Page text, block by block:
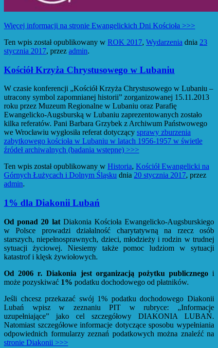
Więcej informacji na stronie Ewangelickich Dni Kościoła >>>
Ten wpis został opublikowany w ROK 2017, Wydarzenia dnia 23
stycznia 2017, przez admin.
Kościół Krzyża Chrystusowego w Lubaniu
W czasie konferencji „Kościół Krzyża Chrystusowego w Lubaniu –
utracony symbol zapomnianej historii” zorganizowanej 15.11.2013
roku przez Muzeum Regionalne w Lubaniu oraz Parafię
Ewangelicko-Augsburską w Lubaniu zaprezentowanych zostało
kilka referatów. Pani Barbara Grzybek z Archiwum Państwowego
we Wrocławiu wygłosiła referat dotyczący sprawy zburzenia
zabytkowego kościoła w Lubaniu w latach 1956-1957 w świetle
źródeł archiwalnych (badania wstępne) >>>
Ten wpis został opublikowany w Historia, Kościół Ewangelicki na
Górnych Łużycach i Dolnym Śląsku dnia 20 stycznia 2017, przez
admin.
1% dla Diakonii Lubań
Od ponad 20 lat Diakonia Kościoła Ewangelicko-Augsburskiego
w Polsce prowadzi działalność charytatywną na rzecz osób
starszych, niepełnosprawnych, dzieci, młodzieży i rodzin w trudnej
sytuacji życiowej. Niesiemy także pomoc ludziom w sytuacji
katastrof i klęsk żywiołowych.
Od 2006 r. Diakonia jest organizacją pożytku publicznego i
może pozyskiwać 1% podatku dochodowego od płatników.
Jeśli chcesz przekazać swój 1% podatku dochodowego Diakonii
Lubań wpisz w zeznaniu PIT w rubryce: „Informacje
uzupełniające” jako cel szczegółowy DIAKONIA LUBAŃ.
Natomiast szczegółowe informacje dotyczące sposobu wypełniania
odpowiednich formularzy zeznań podatkowych można znaleźć na
stronie Diakonii >>>